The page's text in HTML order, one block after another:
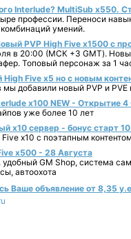
Interlude? MultiSub x550.
профессии. Переноси
умений.
PVP High Five x1500 с
в 20:00 (МСК +3 GMT).
Топовый персонаж за 1
Five x5 но с новым
добавили новый PVP и PVE
х100 NEW - Открытие 4
уже более 10 лет
х10 сервер - бонус старт
x10 с поэтапным
x500 - 28 Августа
GM Shop, система
автоохота
Ваше объявление от 8,35